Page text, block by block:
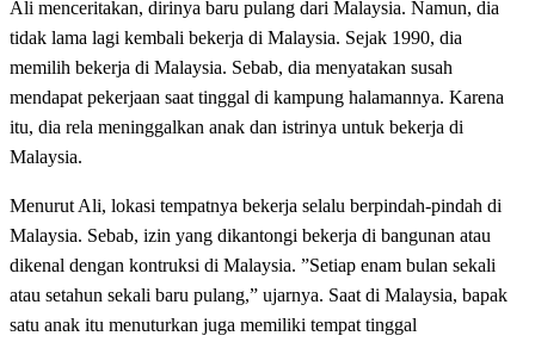
Ali menceritakan, dirinya baru pulang dari Malaysia. Namun, dia
tidak lama lagi kembali bekerja di Malaysia. Sejak 1990, dia
memilih bekerja di Malaysia. Sebab, dia menyatakan susah
mendapat pekerjaan saat tinggal di kampung halamannya. Karena
itu, dia rela meninggalkan anak dan istrinya untuk bekerja di
Malaysia.
Menurut Ali, lokasi tempatnya bekerja selalu berpindah-pindah di
Malaysia. Sebab, izin yang dikantongi bekerja di bangunan atau
dikenal dengan kontruksi di Malaysia. ”Setiap enam bulan sekali
atau setahun sekali baru pulang,” ujarnya. Saat di Malaysia, bapak
satu anak itu menuturkan juga memiliki tempat tinggal